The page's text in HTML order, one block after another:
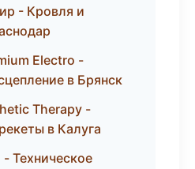
- Кровля и
Electro -
в Брянск
Therapy -
в Калуга
Техническое